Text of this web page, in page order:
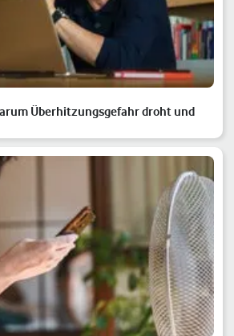
Überhitzungsgefahr droht und